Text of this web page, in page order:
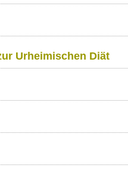
Urheimischen Diät